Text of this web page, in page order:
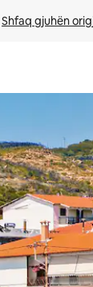
Shfaq gjuhën